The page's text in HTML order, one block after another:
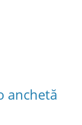
anchetă